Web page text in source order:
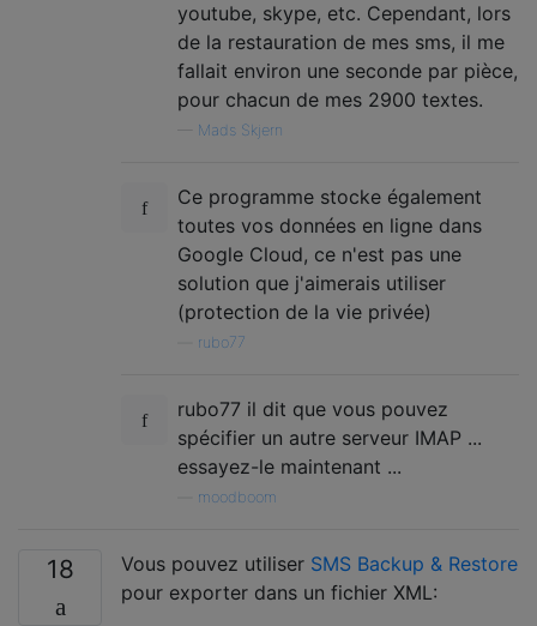
youtube, skype, etc. Cependant, lors
de la restauration de mes sms, il me
fallait environ une seconde par pièce,
pour chacun de mes 2900 textes.
Mads Skjern
Ce programme stocke également
toutes vos données en ligne dans
Google Cloud, ce n'est pas une
solution que j'aimerais utiliser
(protection de la vie privée)
rubo77
rubo77 il dit que vous pouvez
spécifier un autre serveur IMAP ...
essayez-le maintenant ...
moodboom
18 Vous pouvez utiliser SMS Backup & Restore
pour exporter dans un fichier XML: